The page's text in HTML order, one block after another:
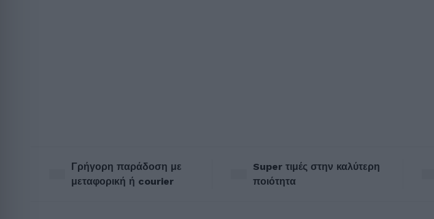
Γρήγορη παράδοση με
μεταφορική ή courier
Super τιμές στην καλύτερη
ποιότητα